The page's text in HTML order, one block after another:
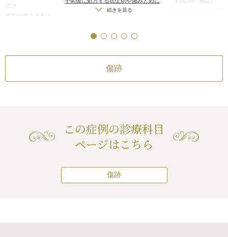
焼き
生剤や痛みどめに
よるアレルギー症状/傷跡が肥厚性瘢
続きを見る
怪我してできた傷
傷跡
この症例の診療科目
ページはこちら
傷跡